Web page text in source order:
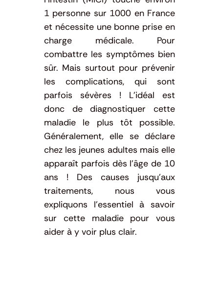
1 personne sur 1000 en France
et nécessite une bonne prise en
charge médicale. Pour
combattre les symptômes bien
sûr. Mais surtout pour prévenir
les complications, qui sont
parfois sévères ! L’idéal est
donc de diagnostiquer cette
maladie le plus tôt possible.
Généralement, elle se déclare
chez les jeunes adultes mais elle
apparaît parfois dès l’âge de 10
ans ! Des causes jusqu’aux
traitements, nous vous
expliquons l’essentiel à savoir
sur cette maladie pour vous
aider à y voir plus clair.